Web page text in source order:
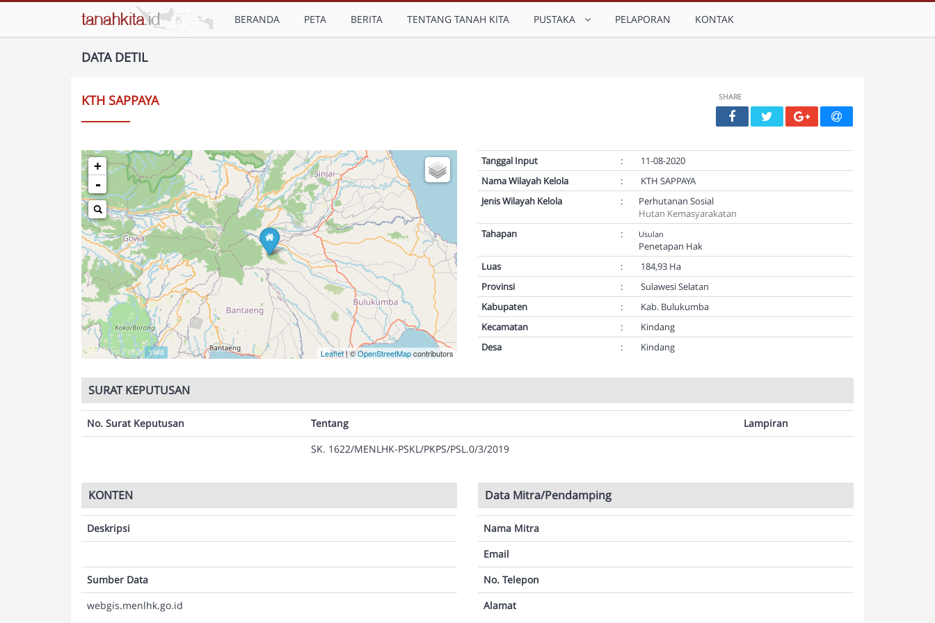
BERANDA PETA BERITA TENTANG TANAH KITA PUSTAKA PELAPORAN KONTAK
DATA DETIL
KTH SAPPAYA SHARE
+
-
Leaflet| ©OpenStreetMapcontributors
Validasi Peta: Valid
Tanggal Input :
11-08-2020
Nama Wilayah Kelola
:
KTH SAPPAYA
Jenis Wilayah Kelola
:
Perhutanan Sosial
Hutan Kemasyarakatan
Tahapan
: Usulan
Penetapan Hak
Luas
:
184,93 Ha
Provinsi
:
Sulawesi Selatan
Kabupaten
:
Kab. Bulukumba
Kecamatan
:
Kindang
Desa
: Kindang
SURAT KEPUTUSAN
No. Surat Keputusan Tentang
Lampiran
SK. 1622/MENLHK-PSKL/PKPS/PSL.0/3/2019
KONTEN
Deskripsi
Sumber Data
webgis.menlhk.go.id
Data Mitra/Pendamping
Nama Mitra
Email
No. Telepon
Alamat